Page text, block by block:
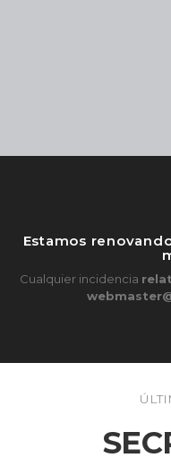
Estamos
Cualquier incidencia